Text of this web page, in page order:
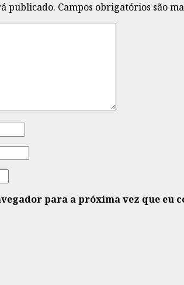
publicado. Campos obrigatórios são
para a próxima vez que eu